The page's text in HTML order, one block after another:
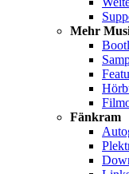
Mehr
Fänkram